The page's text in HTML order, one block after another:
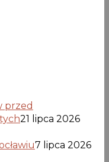
przed
21 lipca 2026
7 lipca 2026